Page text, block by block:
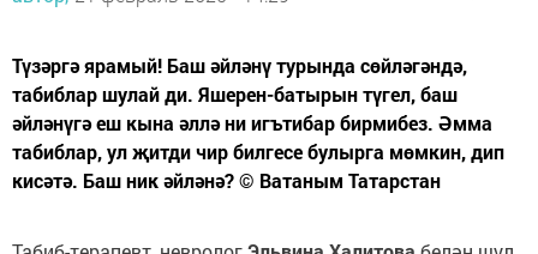
Түзәргә ярамый! Баш әйләнү турында сөйләгәндә,
табиблар шулай ди. Яшерен-батырын түгел, баш
әйләнүгә еш кына әллә ни игътибар бирмибез. Әмма
табиблар, ул җитди чир билгесе булырга мөмкин, дип
кисәтә. Баш ник әйләнә? © Ватаным Татарстан